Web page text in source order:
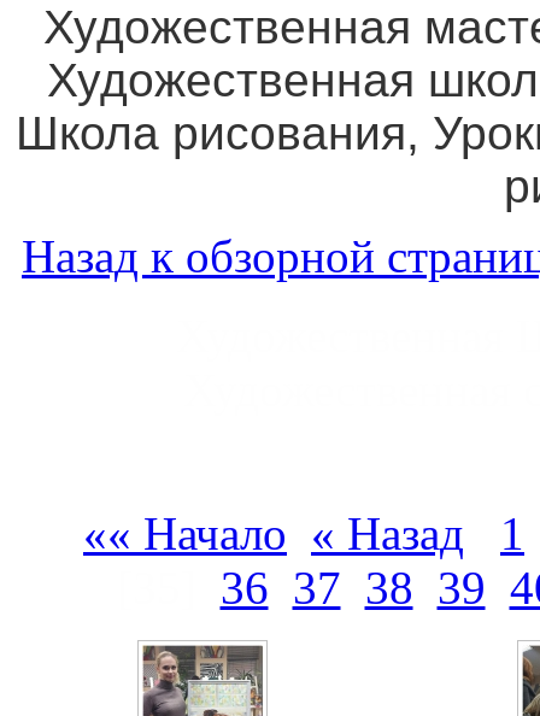
Художественная
Художественная
Школа рисования,
Назад к обзорной
«« Начало « Назад
1
36 37 38 39